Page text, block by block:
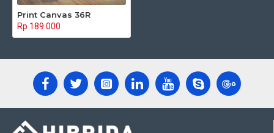
Print Canvas 36R
Rp 189.000